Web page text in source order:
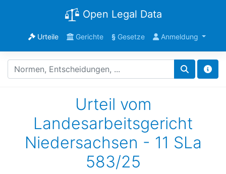
Open Legal Data
Urteile Gerichte §Gesetze Anmeldung
Urteil vom
Landesarbeitsgericht
Niedersachsen - 11 SLa
583/25